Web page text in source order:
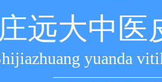
远大中医
yuanda